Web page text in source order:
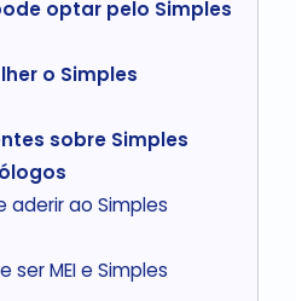
optar pelo Simples
o Simples
sobre Simples
aderir ao Simples
MEI e Simples